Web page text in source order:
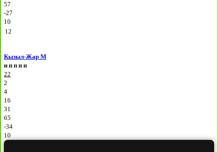
57
-27
10
12
Кызыл-Жар М
н п п п п
22
2
4
16
31
65
-34
10